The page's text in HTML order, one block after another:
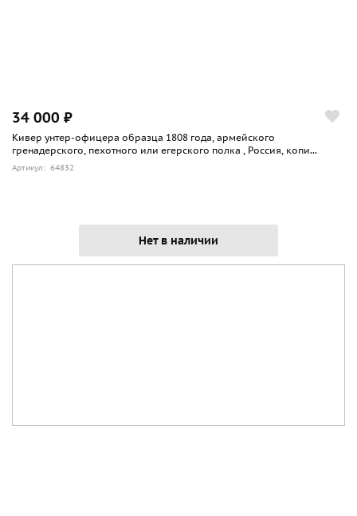
34 000 ₽
Кивер унтер-офицера образца 1808 года, армейского
гренадерского, пехотного или егерского полка , Россия, копи...
Артикул: 64832
Нет в наличии